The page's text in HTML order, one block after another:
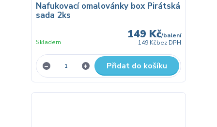
Nafukovací omalovánky box Pirátská
sada 2ks
149 Kč/balení
149 Kčbez DPH
Skladem
Přidat do košíku